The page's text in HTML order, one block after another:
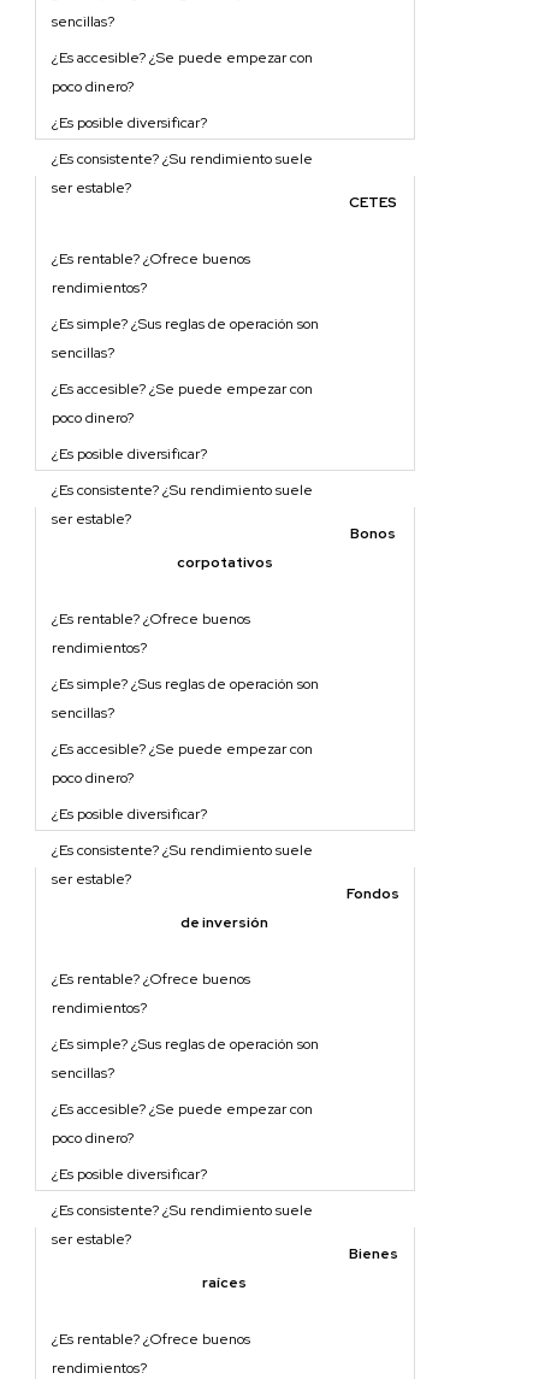
CETES
Bonos
corpotativos
Fondos
de inversión
Bienes
raíces